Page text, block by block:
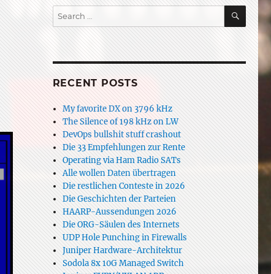
Search
for:
RECENT POSTS
My favorite DX on 3796 kHz
The Silence of 198 kHz on LW
DevOps bullshit stuff crashout
Die 33 Empfehlungen zur Rente
Operating via Ham Radio SATs
Alle wollen Daten übertragen
Die restlichen Conteste in 2026
Die Geschichten der Parteien
HAARP-Aussendungen 2026
Die ORG-Säulen des Internets
UDP Hole Punching in Firewalls
Juniper Hardware-Architektur
Sodola 8x 10G Managed Switch